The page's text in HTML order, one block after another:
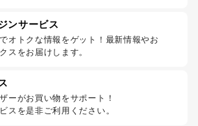
ンサービス
オトクな情報をゲット！最新情報やお
スをお届けします。
ーがお買い物をサポート！
スを是非ご利用ください。